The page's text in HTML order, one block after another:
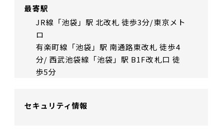
最寄駅
JR線「池袋」駅 北改札 徒歩3分/東京メト
ロ
有楽町線「池袋」駅 南通路東改札 徒歩4
分/ 西武池袋線「池袋」駅 B1F改札口 徒
歩5分
セキュリティ情報